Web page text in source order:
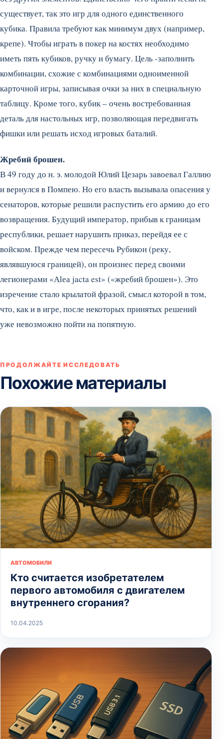
существует, так это игр для одного единственного
кубика. Правила требуют как минимум двух (например,
крепе). Чтобы играть в покер на костях необходимо
иметь пять кубиков, ручку и бумагу. Цель -заполнить
комбинации, схожие с комбинациями одноименной
карточной игры, записывая очки за них в специальную
таблицу. Кроме того, кубик – очень востребованная
деталь для настольных игр, позволяющая передвигать
фишки или решать исход игровых баталий.
Жребий брошен.
В 49 году до н. э. молодой Юлий Цезарь завоевал Галлию
и вернулся в Помпею. Но его власть вызывала опасения у
сенаторов, которые решили распустить его армию до его
возвращения. Будущий император, прибыв к границам
республики, решает нарушить приказ, перейдя ее с
войском. Прежде чем пересечь Рубикон (реку,
являвшуюся границей), он произнес перед своими
легионерами «Аlеа jacta est» («жребий брошен»). Это
изречение стало крылатой фразой, смысл которой в том,
что, как и в игре, после некоторых принятых решений
уже невозможно пойти на попятную.
ПРОДОЛЖАЙТЕ ИССЛЕДОВАТЬ
Похожие материалы
АВТОМОБИЛИ
Кто считается изобретателем
первого автомобиля с двигателем
внутреннего сгорания?
10.04.2025